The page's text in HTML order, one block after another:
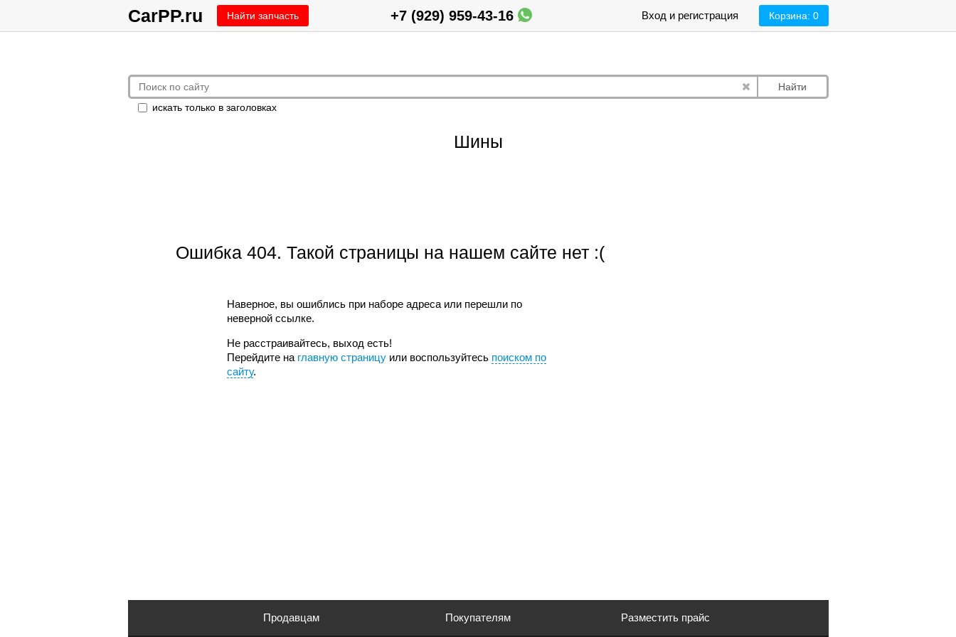
CarPP.ru Найти запчасть Корзина: 0
Вход и регистрация
+7 (929) 959-43-16
Найти
искать только в заголовках
Шины
Ошибка 404. Такой страницы на нашем сайте нет :(
Наверное, вы ошиблись при наборе адреса или перешли по
неверной ссылке.
Не расстраивайтесь, выход есть!
Перейдите на главную страницуили воспользуйтесь поиском по
сайту.
Продавцам Покупателям Разместить прайс